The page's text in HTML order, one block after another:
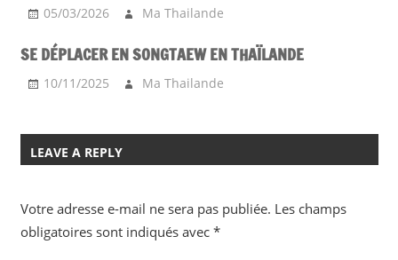
05/03/2026 Ma Thailande
SE DÉPLACER EN SONGTAEW EN THAÏLANDE
10/11/2025 Ma Thailande
LEAVE A REPLY
Votre adresse e-mail ne sera pas publiée. Les champs
obligatoires sont indiqués avec *